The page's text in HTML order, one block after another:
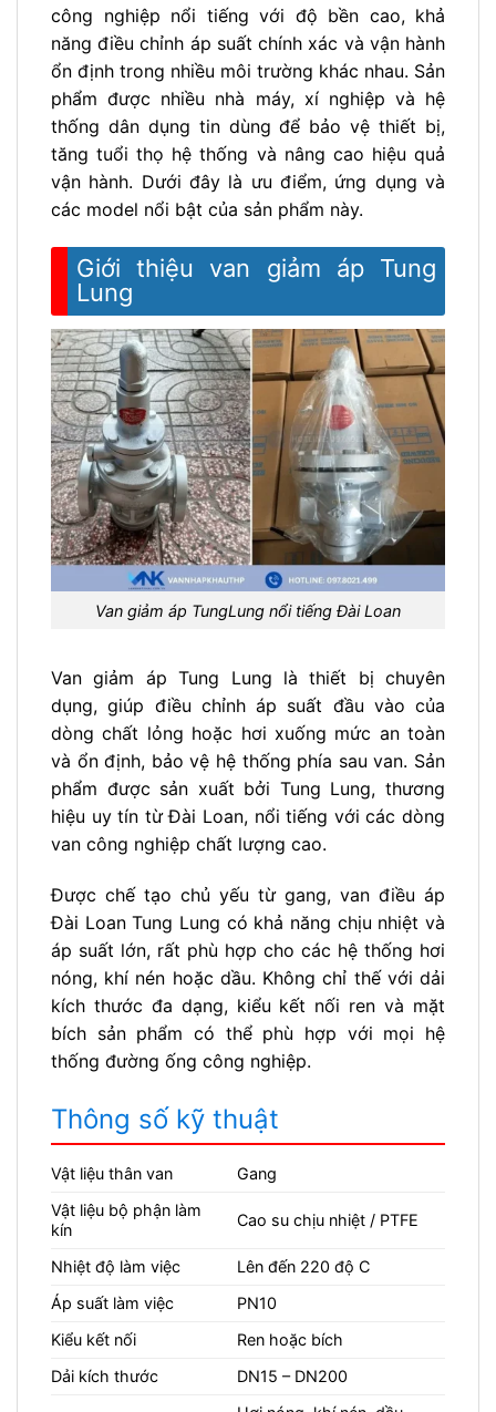
công nghiệp nổi tiếng với độ bền cao, khả
năng điều chỉnh áp suất chính xác và vận hành
ổn định trong nhiều môi trường khác nhau. Sản
phẩm được nhiều nhà máy, xí nghiệp và hệ
thống dân dụng tin dùng để bảo vệ thiết bị,
tăng tuổi thọ hệ thống và nâng cao hiệu quả
vận hành. Dưới đây là ưu điểm, ứng dụng và
các model nổi bật của sản phẩm này.
Giới thiệu van giảm áp Tung
Lung
Van giảm áp TungLung nổi tiếng Đài Loan
Van giảm áp Tung Lung là thiết bị chuyên
dụng, giúp điều chỉnh áp suất đầu vào của
dòng chất lỏng hoặc hơi xuống mức an toàn
và ổn định, bảo vệ hệ thống phía sau van. Sản
phẩm được sản xuất bởi Tung Lung, thương
hiệu uy tín từ Đài Loan, nổi tiếng với các dòng
van công nghiệp chất lượng cao.
Được chế tạo chủ yếu từ gang, van điều áp
Đài Loan Tung Lung có khả năng chịu nhiệt và
áp suất lớn, rất phù hợp cho các hệ thống hơi
nóng, khí nén hoặc dầu. Không chỉ thế với dải
kích thước đa dạng, kiểu kết nối ren và mặt
bích sản phẩm có thể phù hợp với mọi hệ
thống đường ống công nghiệp.
Thông số kỹ thuật
Vật liệu thân van
Gang
Vật liệu bộ phận làm
kín
Cao su chịu nhiệt / PTFE
Nhiệt độ làm việc
Lên đến 220 độ C
Áp suất làm việc
PN10
Kiểu kết nối
Ren hoặc bích
Dải kích thước
DN15 – DN200